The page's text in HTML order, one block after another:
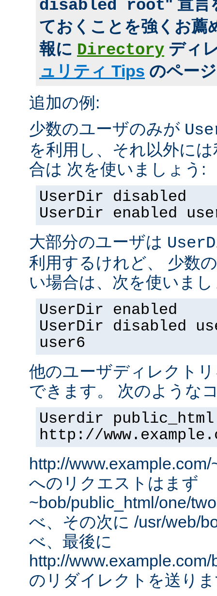
disabled root" 宣言
ておくことを強くお薦
報に Directory ディ
ュリティ Tips のペー
追加の例:
少数のユーザのみが
を利用し、それ以外に
合は 次を使いましょう:
UserDir disabled
UserDir enabled
大部分のユーザは
利用するけれど、 少数
い場合は、次を使いま
UserDir enabled
UserDir disabled
user6
他のユーザディレクト
できます。 次のような
Userdir
http://
http://
へのリクエストはまず
~bob/public_html/one/
べ、その次に /usr/web/
べ、最後に
http://
のリダイレクトを送り